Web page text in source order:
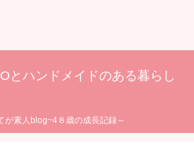
とハンドメイドのある暮らし
が素人blog~4８歳の成長記録～